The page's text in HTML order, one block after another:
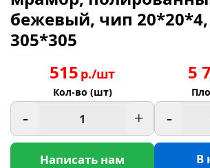
бежевый, чип 20*20*4,
305*305
515 р./шт
Кол-во (шт)
- +
Написать нам
5
-
В